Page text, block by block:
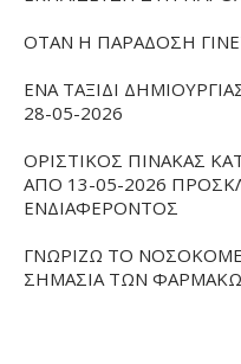
ΟΤΑΝ Η ΠΑΡΑΔΟΣΗ
ΕΝΑ ΤΑΞΙΔΙ
28-05-2026
ΟΡΙΣΤΙΚΟΣ ΠΙΝΑΚΑΣ
ΑΠΟ 13-05-2026
ΕΝΔΙΑΦΕΡΟΝΤΟΣ
ΓΝΩΡΙΖΩ ΤΟ
ΣΗΜΑΣΙΑ ΤΩΝ